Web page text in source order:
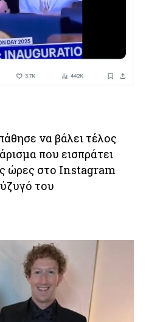
να βάλει τέλος
που εισπράτει
ώρες στο Instagram
του